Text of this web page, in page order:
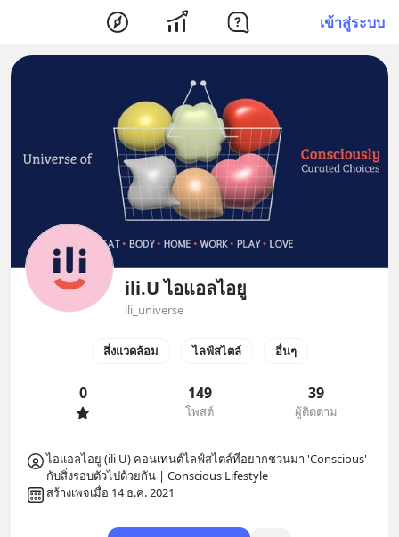
เข้าสู่ระบบ
ili.U ไอแอลไอยู
ili_universe
สิ่งแวดล้อม ไลฟ์สไตล์ อื่นๆ
0 149
โพสต์
39
ผู้ติดตาม
ไอแอลไอยู (ili U) คอนเทนต์ไลฟ์สไตล์ที่อยากชวนมา 'Conscious'
กับสิ่งรอบตัวไปด้วยกัน | Conscious Lifestyle
สร้างเพจเมื่อ 14 ธ.ค. 2021